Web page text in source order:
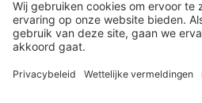
Privacy Statement
Algemene Voorwaarden